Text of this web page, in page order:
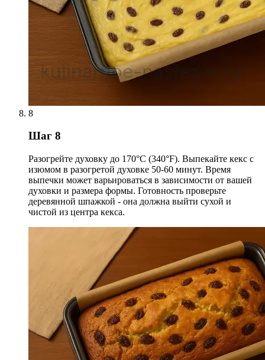
8
Шаг 8
Разогрейте духовку до 170°C (340°F). Выпекайте кекс с
изюмом в разогретой духовке 50-60 минут. Время
выпечки может варьироваться в зависимости от вашей
духовки и размера формы. Готовность проверьте
деревянной шпажкой - она должна выйти сухой и
чистой из центра кекса.